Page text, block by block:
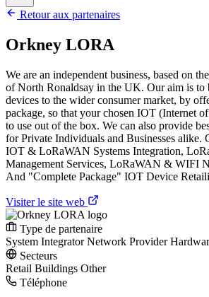
Retour aux partenaires
Orkney LORA
We are an independent business, based on
of North Ronaldsay in the UK. Our aim is
devices to the wider consumer market, by
package, so that your chosen IOT (Internet
to use out of the box. We can also provide
for Private Individuals and Businesses alike.
IOT & LoRaWAN Systems Integration,
Management Services, LoRaWAN & WIFI
And "Complete Package" IOT Device
Visiter le site web
Type de partenaire
System IntegratorNetwork Provider
Secteurs
Retail Buildings Other
Téléphone